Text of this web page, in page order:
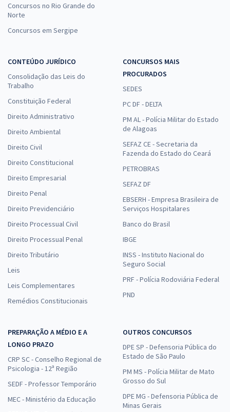
Concursos no Rio Grande do
Norte
Concursos em Sergipe
CONTEÚDO JURÍDICO
Consolidação das Leis do
Trabalho
Constituição Federal
Direito Administrativo
Direito Ambiental
Direito Civil
Direito Constitucional
Direito Empresarial
Direito Penal
Direito Previdenciário
Direito Processual Civil
Direito Processual Penal
Direito Tributário
Leis
Leis Complementares
Remédios Constitucionais
CONCURSOS MAIS
PROCURADOS
SEDES
PC DF - DELTA
PM AL - Polícia Militar do Estado
de Alagoas
SEFAZ CE - Secretaria da
Fazenda do Estado do Ceará
PETROBRAS
SEFAZ DF
EBSERH - Empresa Brasileira de
Serviços Hospitalares
Banco do Brasil
IBGE
INSS - Instituto Nacional do
Seguro Social
PRF - Polícia Rodoviária Federal
PND
PREPARAÇÃO A MÉDIO E A
LONGO PRAZO
CRP SC - Conselho Regional de
Psicologia - 12ª Região
SEDF - Professor Temporário
MEC - Ministério da Educação
OUTROS CONCURSOS
DPE SP - Defensoria Pública do
Estado de São Paulo
PM MS - Polícia Militar de Mato
Grosso do Sul
DPE MG - Defensoria Pública de
Minas Gerais